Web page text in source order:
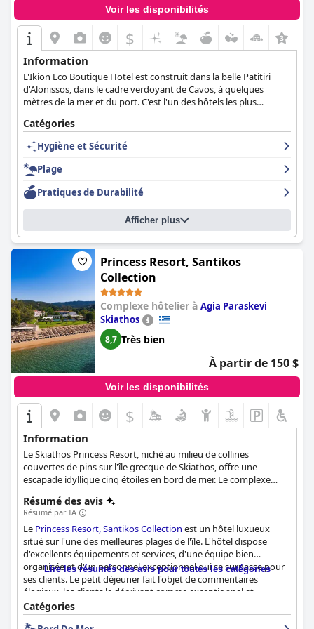
Voir les disponibilités
$
Information
L'Ikion Eco Boutique Hotel est construit dans la belle Patitiri
d'Alonissos, dans le cadre verdoyant de Cavos, à quelques
mètres de la mer et du port. C'est l'un des hôtels les plus
souci.
Catégories
Hygiène et Sécurité
Plage
Pratiques de Durabilité
Afficher plus
Princess Resort, Santikos
Collection
Complexe hôtelier à Agia Paraskevi
Skiathos
8,7 Très bien
À partir de 150 $
Voir les disponibilités
$
Information
Le Skiathos Princess Resort, niché au milieu de collines
couvertes de pins sur l'île grecque de Skiathos, offre une
escapade idyllique cinq étoiles en bord de mer. Le complexe
vue sur la mer, des terrasses privées et un accès direct à des
jardins luxuriants. Les clients peuvent déguster de délicieux
plats locaux dans l'un des trois restaurants à la carte situés dans
le pavillon en plein air. S'adressant aussi bien aux familles qu'aux
couples, le complexe propose un large éventail d'activités telles
qu'un club pour enfants gratuit, des cours de cuisine, des
randonnées guidées et des cours de yoga en bord de mer. Le
spa Juliette Armand, avec ses soins d'inspiration régionale,
promet la détente, tandis que le centre de remise en forme sur
place s'adresse aux personnes actives. L'emplacement
Résumé des avis
Résumé par IA
Le Princess Resort, Santikos Collection est un hôtel luxueux
situé sur l'une des meilleures plages de l'île. L'hôtel dispose
d'excellents équipements et services, d'une équipe bien
organisée et d'un personnel exceptionnel qui se surpasse pour
ses clients. Le petit déjeuner fait l'objet de commentaires
élogieux, les clients le décrivant comme exceptionnel et
fantastique. Les options de restauration sont également
excellentes, la taverne étant particulièrement appréciée pour
Lire les résumés des avis pour toutes les catégories
Catégories